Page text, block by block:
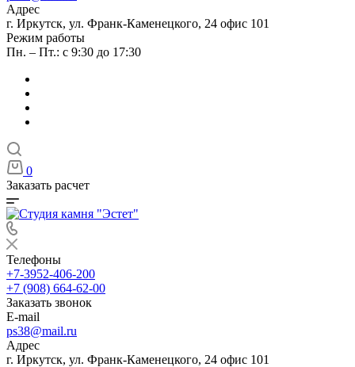
Адрес
г. Иркутск, ул. Франк-Каменецкого, 24 офис 101
Режим работы
Пн. – Пт.: с 9:30 до 17:30
0
Заказать расчет
Телефоны
+7-3952-406-200
+7 (908) 664-62-00
Заказать звонок
E-mail
ps38@mail.ru
Адрес
г. Иркутск, ул. Франк-Каменецкого, 24 офис 101